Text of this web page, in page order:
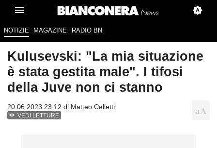
NOTIZIE MAGAZINE RADIO BN
Kulusevski: "La mia situazione
è stata gestita male". I tifosi
della Juve non ci stanno
20.06.2023 23:12 di Matteo Celletti
VEDI LETTURE